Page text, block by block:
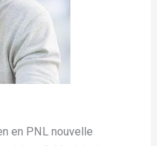
en PNL nouvelle